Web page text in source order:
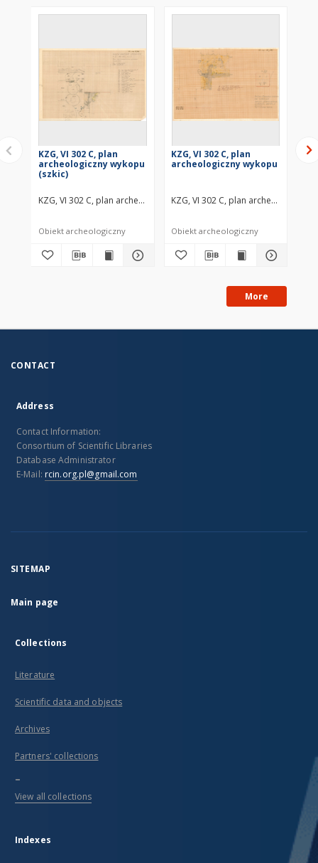
KZG, VI 302 C, plan
archeologiczny wykopu
(szkic)
KZG, VI 302 C, plan archeologiczny wykopu (szkic) średniowiecze
Obiekt archeologiczny
KZG, VI 302 C, plan
archeologiczny wykopu
KZG, VI 302 C, plan archeologiczny
Obiekt archeologiczny
More
CONTACT
Address
Contact Information:
Consortium of Scientific Libraries
Database Administrator
E-Mail: rcin.org.pl@gmail.com
SITEMAP
Main page
Collections
Literature
Scientific data and objects
Archives
Partners' collections
...
View all collections
Indexes